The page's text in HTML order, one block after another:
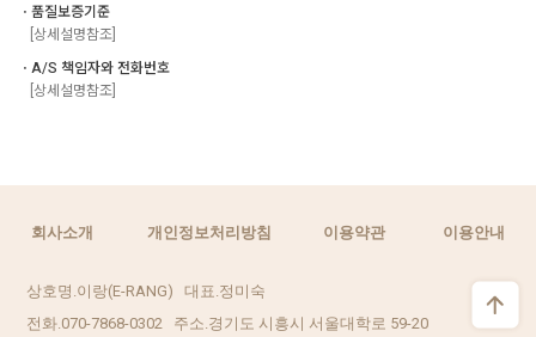
ㆍ품질보증기준
[상세설명참조]
ㆍA/S 책임자와 전화번호
[상세설명참조]
회사소개 개인정보처리방침 이용약관 이용안내
상호명.이랑(E-RANG) 대표.정미숙
전화.070-7868-0302 주소.경기도 시흥시 서울대학로 59-20